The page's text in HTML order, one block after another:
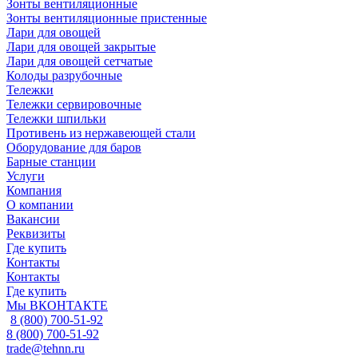
Зонты вентиляционные
Зонты вентиляционные пристенные
Лари для овощей
Лари для овощей закрытые
Лари для овощей сетчатые
Колоды разрубочные
Тележки
Тележки сервировочные
Тележки шпильки
Противень из нержавеющей стали
Оборудование для баров
Барные станции
Услуги
Компания
О компании
Вакансии
Реквизиты
Где купить
Контакты
Контакты
Где купить
Мы ВКОНТАКТЕ
8 (800) 700-51-92
8 (800) 700-51-92
trade@tehnn.ru